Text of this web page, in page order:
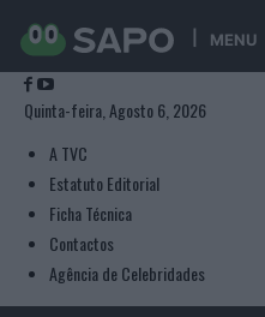
MENU
Quinta-feira, Agosto 6, 2026
A TVC
Estatuto Editorial
Ficha Técnica
Contactos
Agência de Celebridades